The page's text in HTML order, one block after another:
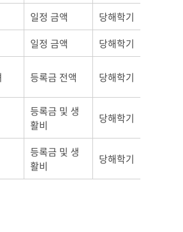
일정 금액
당해학기
일정 금액
당해학기
등록금 전액 당해학기
등록금 및 생
활비
당해학기
등록금 및 생
활비
당해학기